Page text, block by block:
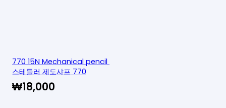
770 15N Mechanical pencil
스테들러 제도샤프 770
₩18,000